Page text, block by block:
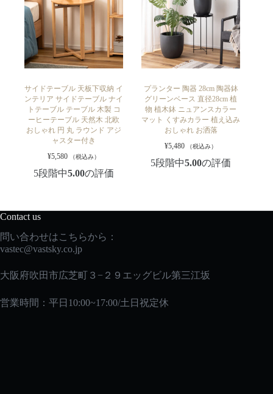
サイドテーブル 天板下収納 イ
ンテリア サイドテーブル ナイ
トテーブル テーブル 木製 コ
ーヒーテーブル 天然木 北欧
おしゃれ 円 丸 ラウンド アジ
ャスター付き
¥5,580 （税込み）
5段階中5.00の評価
プランター 陶器 28cm 陶器鉢
グリーンベース 直径28cm 植
物 植木鉢 ニュアンスカラー
マット くすみカラー 植え込み
おしゃれ お洒落
¥5,480 （税込み）
5段階中5.00の評価
Contact us
問い合わせはこちらから：
vastec@vastsky.co.jp
大阪府吹田市広芝町３−２９エッグビル第三江坂
営業時間：平日10:00~17:00/土日祝定休